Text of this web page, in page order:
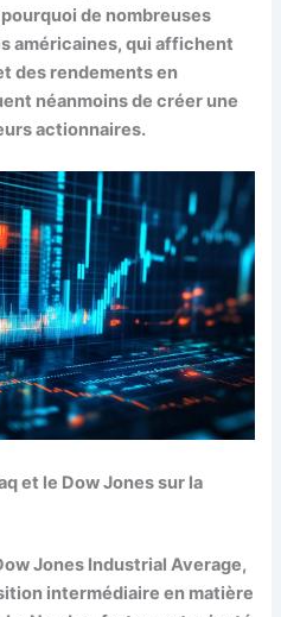
de nombreuses
américaines, qui affichent
des rendements en
néanmoins de créer une
actionnaires.
et le Dow Jones sur la
Jones Industrial Average,
intermédiaire en matière